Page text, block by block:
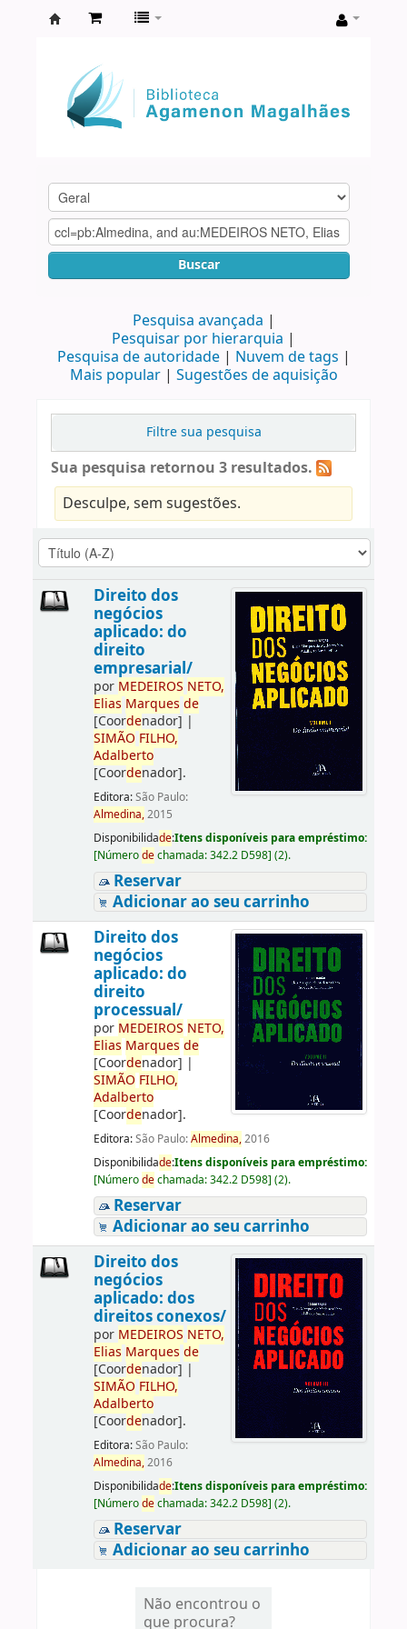
Agamenon
Magalhães
Buscar
Pesquisa avançada
Pesquisar por hierarquia
Pesquisa de autoridade
Nuvem de tags
Mais popular
Sugestões de aquisição
Filtre sua pesquisa
Sua pesquisa retornou 3 resultados.
Desculpe, sem sugestões.
Direito dos
negócios
aplicado: do
direito
empresarial/
por MEDEIROS NETO,
Elias Marques de
[Coordenador] |
SIMÃO FILHO,
Adalberto
[Coordenador].
Editora:São Paulo:
Almedina,2015
Disponibilidade:Itens disponíveis para empréstimo:
[Númerodechamada:342.2 D598] (2).
Reservar
Adicionar ao seu carrinho
Direito dos
negócios
aplicado: do
direito
processual/
por MEDEIROS NETO,
Elias Marques de
[Coordenador] |
SIMÃO FILHO,
Adalberto
[Coordenador].
Editora:São Paulo:Almedina,2016
Disponibilidade:Itens disponíveis para empréstimo:
[Númerodechamada:342.2 D598] (2).
Reservar
Adicionar ao seu carrinho
Direito dos
negócios
aplicado: dos
direitos conexos/
por MEDEIROS NETO,
Elias Marques de
[Coordenador] |
SIMÃO FILHO,
Adalberto
[Coordenador].
Editora:São Paulo:
Almedina,2016
Disponibilidade:Itens disponíveis para empréstimo:
[Númerodechamada:342.2 D598] (2).
Reservar
Adicionar ao seu carrinho
Não encontrou o
que procura?